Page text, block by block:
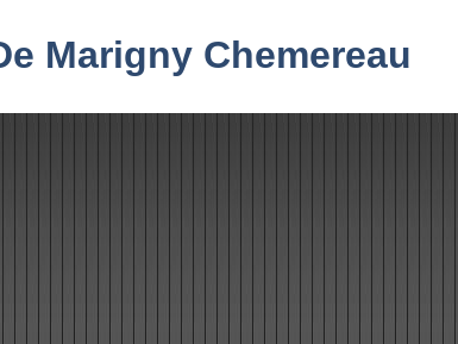
Marigny Chemereau